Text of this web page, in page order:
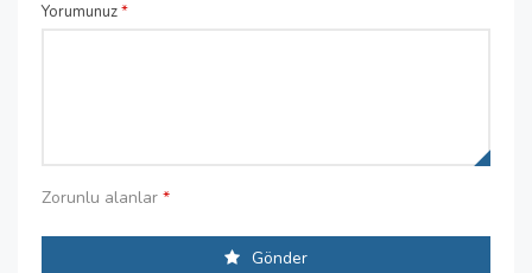
Yorumunuz*
Zorunlu alanlar *
Gönder